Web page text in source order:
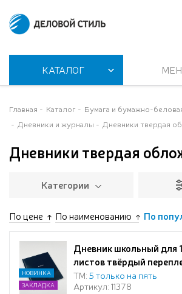
КАТАЛОГ
Главная Каталог
Бумага и бумажно-
Дневники и журналы
Дневники твердая
Дневники твердая
Категории
По цене По наименованию По
Дневник школьный для
листов твёрдый
7БЦ, глянцевая
ТМ:5 только на пять
Артикул: 11378
НОВИНКА
ЗАКЛАДКА